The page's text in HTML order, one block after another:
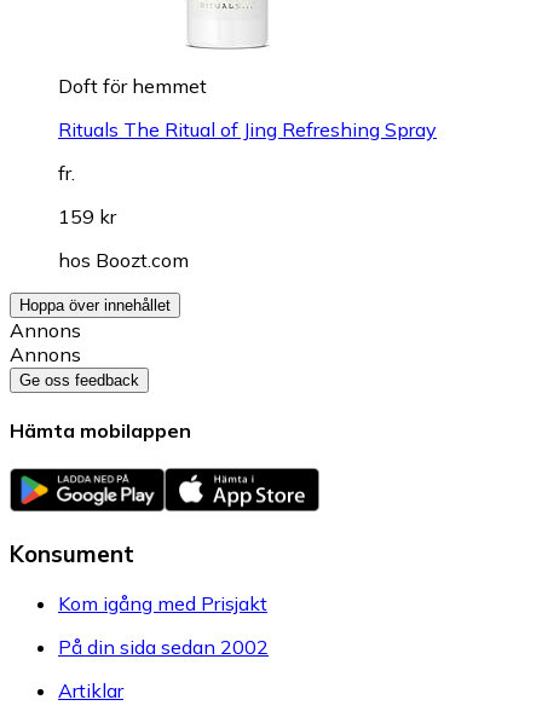
Doft för hemmet
Rituals The Ritual of Jing Refreshing Spray
fr.
159 kr
hos Boozt.com
Hoppa över innehållet
Annons
Annons
Ge oss feedback
Hämta mobilappen
Konsument
Kom igång med Prisjakt
På din sida sedan 2002
Artiklar